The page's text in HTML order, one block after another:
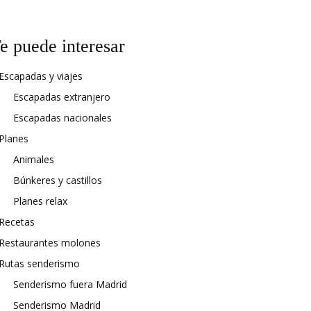
puede interesar
y viajes
Escapadas extranjero
Escapadas nacionales
Animales
Búnkeres y castillos
Planes relax
molones
senderismo
Senderismo fuera Madrid
Senderismo Madrid